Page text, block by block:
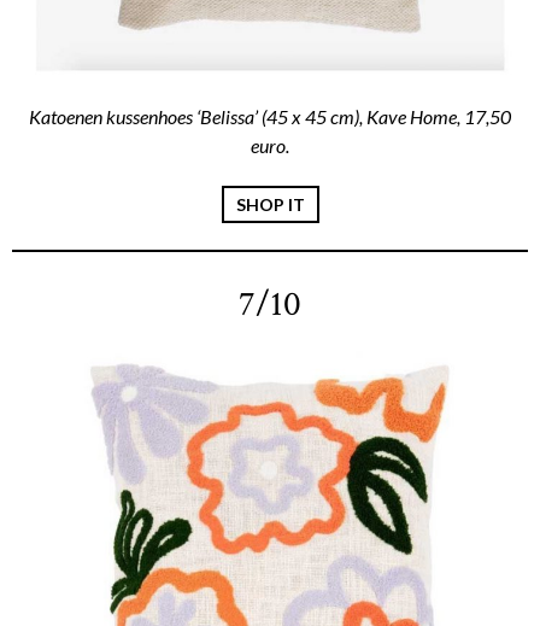
Katoenen kussenhoes ‘Belissa’ (45 x 45 cm), Kave Home, 17,50
euro.
SHOP IT
7/10